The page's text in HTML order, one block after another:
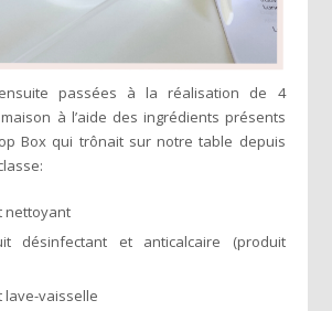
passées à la réalisation de 4
à l’aide des ingrédients présents
Box qui trônait sur notre table depuis
nettoyant
désinfectant et anticalcaire (produit
lave-vaisselle